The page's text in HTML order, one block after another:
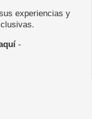
experiencias y
-